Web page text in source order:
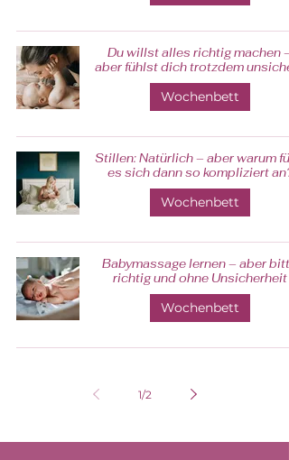
Du willst alles richtig machen –
aber fühlst dich trotzdem
Wochenbett
Stillen: Natürlich – aber warum
es sich dann so kompliziert an?
Wochenbett
Babymassage lernen – aber bitte
richtig und ohne Unsicherheit
Wochenbett
1/2